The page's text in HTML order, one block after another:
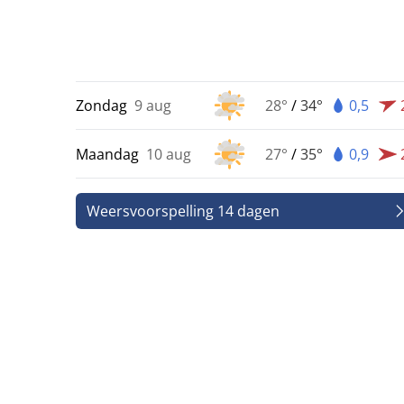
Zondag 9 aug 28° /34° 0,5
Maandag 10 aug 27° /35° 0,9
Weersvoorspelling 14 dagen